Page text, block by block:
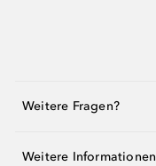
Weitere Fragen?
Weitere Informationen